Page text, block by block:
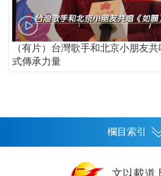
（有片）台灣歌手和北京小朋友
式傳承力量
欄目索引